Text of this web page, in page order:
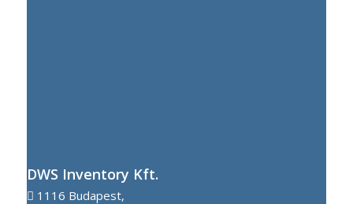
DWS Inventory Kft.
1116 Budapest,